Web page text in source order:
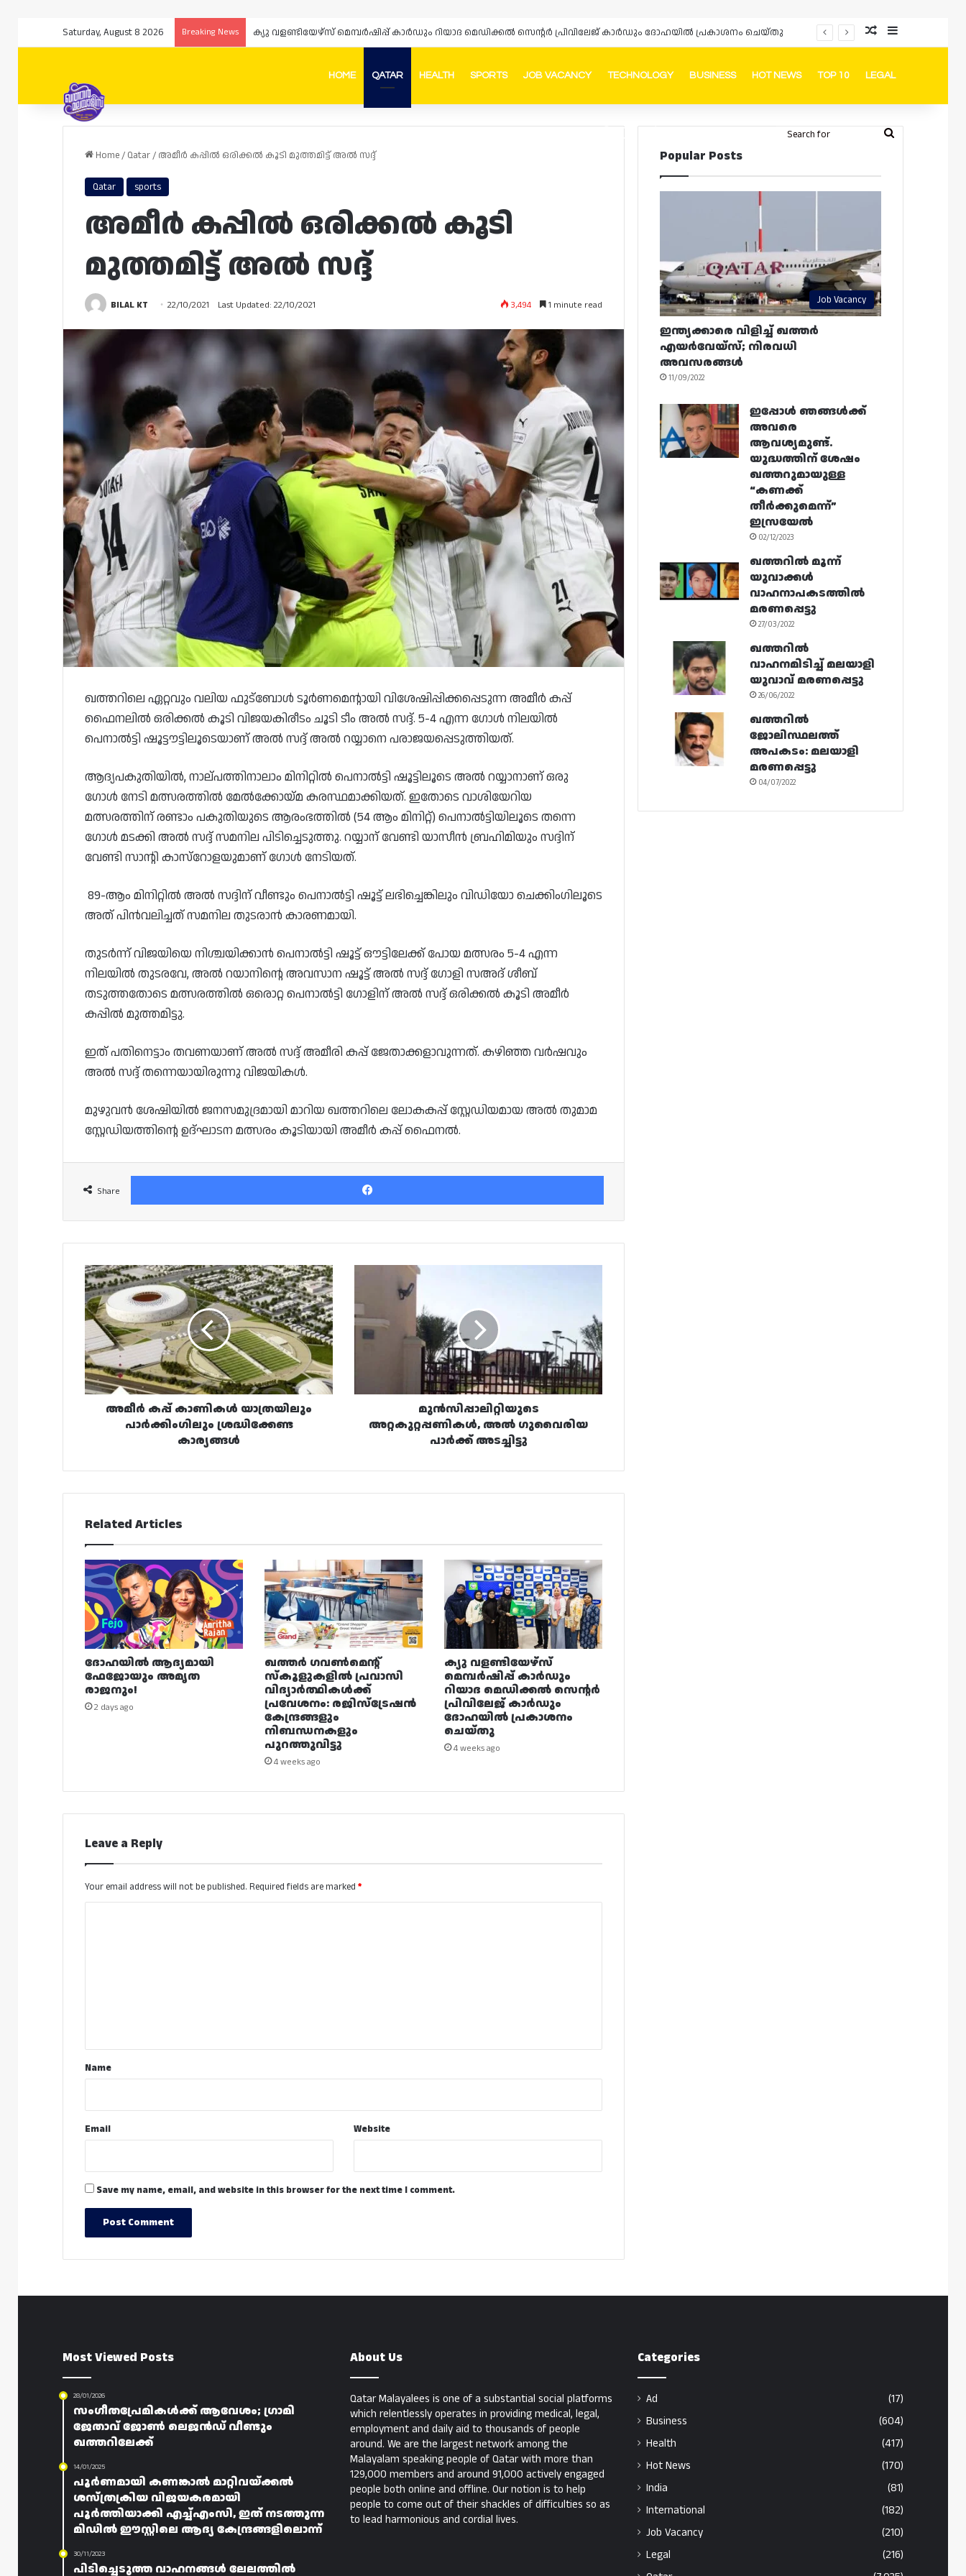
Saturday, August 8 2026 Breaking News ക്യു വളണ്ടിയേഴ്‌സ് മെമ്പർഷിപ്പ് കാർഡും റിയാദ മെഡിക്കൽ സെന്റർ പ്രിവിലേജ് കാർഡും ദോഹയിൽ പ്രകാശനം ചെയ്തു Random Article
Sidebar
HOME QATAR HEALTH SPORTS JOB VACANCY TECHNOLOGY BUSINESS HOT NEWS TOP 10 LEGAL
FacebookInstagram
Telegram
Whatsapp Random Article
Switch skin
Search
Home/ Qatar/ അമീർ കപ്പിൽ ഒരിക്കൽ കൂടി മുത്തമിട്ട് അൽ സദ്ദ്
Qatar sports
അമീർ കപ്പിൽ ഒരിക്കൽ കൂടി
മുത്തമിട്ട് അൽ സദ്ദ്
BILAL KT 22/10/2021 Last Updated: 22/10/2021 3,494 1 minute read
ഖത്തറിലെ ഏറ്റവും വലിയ ഫുട്‌ബോൾ ടൂർണമെന്റായി വിശേഷിപ്പിക്കപ്പെടുന്ന അമീർ കപ്പ്
ഫൈനലിൽ ഒരിക്കൽ കൂടി വിജയകിരീടം ചൂടി ടീം അൽ സദ്ദ്. 5-4 എന്ന ഗോൾ നിലയിൽ
പെനാൽട്ടി ഷൂട്ടൗട്ടിലൂടെയാണ് അൽ സദ്ദ് അൽ റയ്യാനെ പരാജയപ്പെടുത്തിയത്.
ആദ്യപകുതിയിൽ, നാല്പത്തിനാലാം മിനിറ്റിൽ പെനാൽട്ടി ഷൂട്ടിലൂടെ അൽ റയ്യാനാണ് ഒരു
ഗോൾ നേടി മത്സരത്തിൽ മേൽക്കോയ്മ കരസ്ഥമാക്കിയത്. ഇതോടെ വാശിയേറിയ
മത്സരത്തിന് രണ്ടാം പകുതിയുടെ ആരംഭത്തിൽ (54 ആം മിനിറ്റ്) പെനാൽട്ടിയിലൂടെ തന്നെ
ഗോൾ മടക്കി അൽ സദ്ദ് സമനില പിടിച്ചെടുത്തു. റയ്യാന് വേണ്ടി യാസീൻ ബ്രഹിമിയും സദ്ദിന്
വേണ്ടി സാന്റി കാസ്റോളയുമാണ് ഗോൾ നേടിയത്.
89-ആം മിനിറ്റിൽ അൽ സദ്ദിന് വീണ്ടും പെനാൽട്ടി ഷൂട്ട് ലഭിച്ചെങ്കിലും വിഡിയോ ചെക്കിംഗിലൂടെ
അത് പിൻവലിച്ചത് സമനില തുടരാൻ കാരണമായി.
തുടർന്ന് വിജയിയെ നിശ്ചയിക്കാൻ പെനാൽട്ടി ഷൂട്ട് ഔട്ടിലേക്ക് പോയ മത്സരം 5-4 എന്ന
നിലയിൽ തുടരവേ, അൽ റയാനിന്റെ അവസാന ഷൂട്ട് അൽ സദ്ദ് ഗോളി സഅദ് ശീബ്
തടുത്തതോടെ മത്സരത്തിൽ ഒരൊറ്റ പെനാൽട്ടി ഗോളിന് അൽ സദ്ദ് ഒരിക്കൽ കൂടി അമീർ
കപ്പിൽ മുത്തമിട്ടു.
ഇത് പതിനെട്ടാം തവണയാണ് അൽ സദ്ദ് അമീരി കപ്പ് ജേതാക്കളാവുന്നത്. കഴിഞ്ഞ വർഷവും
അൽ സദ്ദ് തന്നെയായിരുന്നു വിജയികൾ.
മുഴുവൻ ശേഷിയിൽ ജനസമുദ്രമായി മാറിയ ഖത്തറിലെ ലോകകപ്പ് സ്റ്റേഡിയമായ അൽ തുമാമ
സ്റ്റേഡിയത്തിന്റെ ഉദ്ഘാടന മത്സരം കൂടിയായി അമീർ കപ്പ് ഫൈനൽ.
Share
Facebook
അമീർ
കപ്പ്
കാണികൾ
യാത്രയിലും
പാർക്കിംഗിലും
ശ്രദ്ധിക്കേണ്ട
കാര്യങ്ങൾ
അമീർ കപ്പ് കാണികൾ യാത്രയിലും
പാർക്കിംഗിലും ശ്രദ്ധിക്കേണ്ട
കാര്യങ്ങൾ
മുൻസിപ്പാലിറ്റിയുടെ
അറ്റകുറ്റപ്പണികൾ,
അൽ
ഗുവൈരിയ
പാർക്ക്
മുൻസിപ്പാലിറ്റിയുടെ
അറ്റകുറ്റപ്പണികൾ, അൽ ഗുവൈരിയ
പാർക്ക് അടച്ചിട്ടു
Related Articles
ദോഹയിൽ ആദ്യമായി
ഫേജോയും അമൃത
രാജനും!
2 days ago
ഖത്തർ ഗവൺമെന്റ്
സ്കൂളുകളിൽ പ്രവാസി
വിദ്യാർത്ഥികൾക്ക്
പ്രവേശനം: രജിസ്ട്രേഷൻ
കേന്ദ്രങ്ങളും
നിബന്ധനകളും
പുറത്തുവിട്ടു
4 weeks ago
ക്യു വളണ്ടിയേഴ്‌സ്
മെമ്പർഷിപ്പ് കാർഡും
റിയാദ മെഡിക്കൽ സെന്റർ
പ്രിവിലേജ് കാർഡും
ദോഹയിൽ പ്രകാശനം
ചെയ്തു
4 weeks ago
Leave a Reply
Your email address will not be published. Required fields are marked *
*Name
Email Website
Save my name, email, and website in this browser for the next time I comment.
Popular Posts
Job Vacancy
ഇന്ത്യക്കാരെ വിളിച്ച് ഖത്തർ
എയർവേയ്‌സ്; നിരവധി
അവസരങ്ങൾ
11/09/2022
ഇപ്പോൾ ഞങ്ങൾക്ക്
അവരെ
ആവശ്യമുണ്ട്.
യുദ്ധത്തിന് ശേഷം
ഖത്തറുമായുള്ള
“കണക്ക്
തീർക്കുമെന്ന്”
ഇസ്രയേൽ
02/12/2023
ഖത്തറിൽ മൂന്ന്
യുവാക്കൾ
വാഹനാപകടത്തിൽ
മരണപ്പെട്ടു
27/03/2022
ഖത്തറിൽ
വാഹനമിടിച്ച് മലയാളി
യുവാവ് മരണപ്പെട്ടു
26/06/2022
ഖത്തറിൽ
ജോലിസ്ഥലത്ത്
അപകടം: മലയാളി
മരണപ്പെട്ടു
04/07/2022
Most Viewed Posts
28/01/2026
സംഗീതപ്രേമികൾക്ക് ആവേശം; ഗ്രാമി
ജേതാവ് ജോൺ ലെജൻഡ് വീണ്ടും
ഖത്തറിലേക്ക്
14/01/2025
പൂർണമായി കണങ്കാൽ മാറ്റിവയ്ക്കൽ
ശസ്ത്രക്രിയ വിജയകരമായി
പൂർത്തിയാക്കി എച്ച്എംസി, ഇത് നടത്തുന്ന
മിഡിൽ ഈസ്റ്റിലെ ആദ്യ കേന്ദ്രങ്ങളിലൊന്ന്
30/11/2023
പിടിച്ചെടുത്ത വാഹനങ്ങൾ ലേലത്തിൽ
About Us
Qatar Malayalees is one of a substantial social platforms
which relentlessly operates in providing medical, legal,
employment and daily aid to thousands of people
around. We are the largest network among the
Malayalam speaking people of Qatar with more than
129,000 members and around 91,000 actively engaged
people both online and offline. Our notion is to help
people to come out of their shackles of difficulties so as
to lead harmonious and cordial lives.
Categories
Ad
(17)
Business
(604)
Health
(417)
Hot News
(170)
India
(81)
International
(182)
Job Vacancy
(210)
Legal
(216)